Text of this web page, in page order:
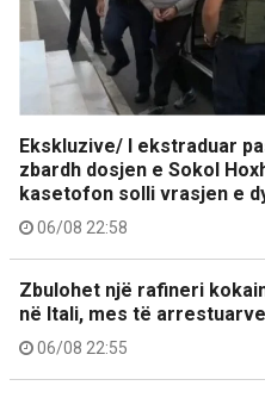
Ekskluzive/ I ekstraduar
zbardh dosjen e Sokol
kasetofon solli vrasjen e
06/08 22:58
Zbulohet një rafineri
në Itali, mes të
06/08 22:55